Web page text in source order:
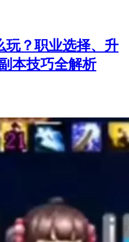
玩？职业选择、升
本技巧全解析